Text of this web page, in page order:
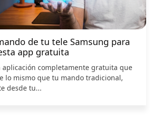
de tu tele Samsung para
app gratuita
aplicación completamente gratuita que
lo mismo que tu mando tradicional,
desde tu...